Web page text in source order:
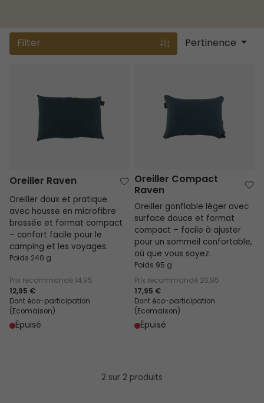
Filter Pertinence
Oreiller Raven
Oreiller doux et pratique
avec housse en microfibre
brossée et format compact
– confort facile pour le
camping et les voyages.
Poids 240 g
Prix recommandé 14,95
12,95 €
Dont éco-participation
(Ecomaison)
Épuisé
Oreiller Compact
Raven
Oreiller gonflable léger avec
surface douce et format
compact – facile à ajuster
pour un sommeil confortable,
où que vous soyez.
Poids 95 g
Prix recommandé 20,95
17,95 €
Dont éco-participation
(Ecomaison)
Épuisé
2 sur 2 produits